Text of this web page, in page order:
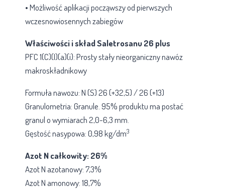
• Możliwość aplikacji począwszy od pierwszych
wczesnowiosennych zabiegów
Właściwości i skład Saletrosanu 26 plus
PFC 1(C)(I)(a)(i): Prosty stały nieorganiczny nawóz
makroskładnikowy
Formuła nawozu: N (S) 26 (+32,5) / 26 (+13)
Granulometria: Granule. 95% produktu ma postać
granul o wymiarach 2,0-6,3 mm.
Gęstość nasypowa: 0,98 kg/dm3
Azot N całkowity: 26%
Azot N azotanowy: 7,3%
Azot N amonowy: 18,7%